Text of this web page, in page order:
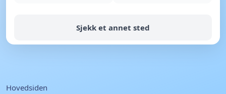
Sjekk et annet sted
Hovedsiden